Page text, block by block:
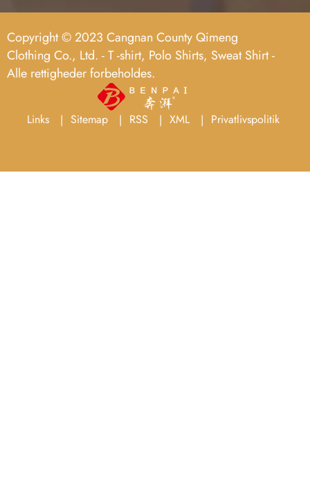
Copyright © 2023 Cangnan County Qimeng
Clothing Co., Ltd. - T -shirt, Polo Shirts, Sweat Shirt -
Alle rettigheder forbeholdes.
Links Sitemap RSS XML Privatlivspolitik